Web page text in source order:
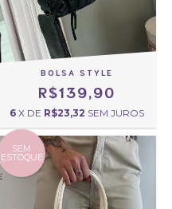
BOLSA STYLE
R$139,90
6 X DE R$23,32 SEM JUROS
SEM
ESTOQUE